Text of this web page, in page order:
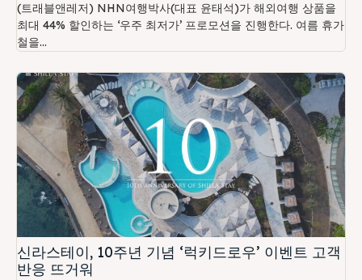
(트래블앤레저) NHN여행박사(대표 윤태석)가 해외여행 상품을
최대 44% 할인하는 ‘우주 최저가’ 프로모션을 진행한다. 여름 휴가
철을...
신라스테이, 10주년 기념 ‘럭키드로우’ 이벤트 고객
반응 뜨거워